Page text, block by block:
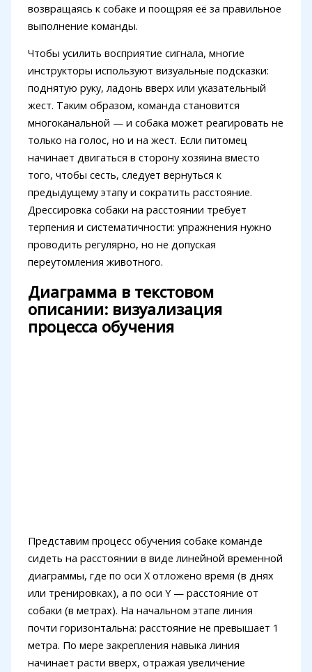
возвращаясь к собаке и поощряя её за правильное
выполнение команды.
Чтобы усилить восприятие сигнала, многие
инструкторы используют визуальные подсказки:
поднятую руку, ладонь вверх или указательный
жест. Таким образом, команда становится
многоканальной — и собака может реагировать не
только на голос, но и на жест. Если питомец
начинает двигаться в сторону хозяина вместо
того, чтобы сесть, следует вернуться к
предыдущему этапу и сократить расстояние.
Дрессировка собаки на расстоянии требует
терпения и систематичности: упражнения нужно
проводить регулярно, но не допуская
переутомления животного.
Диаграмма в текстовом
описании: визуализация
процесса обучения
Представим процесс обучения собаке команде
сидеть на расстоянии в виде линейной временной
диаграммы, где по оси X отложено время (в днях
или тренировках), а по оси Y — расстояние от
собаки (в метрах). На начальном этапе линия
почти горизонтальна: расстояние не превышает 1
метра. По мере закрепления навыка линия
начинает расти вверх, отражая увеличение